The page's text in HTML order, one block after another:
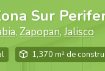
Sur
, Zapopan, Jalisco
1,370 m² de